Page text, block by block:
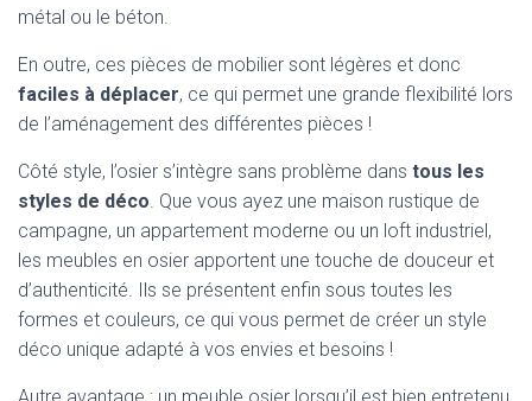
métal ou le béton.
En outre, ces pièces de mobilier sont légères et donc
faciles à déplacer, ce qui permet une grande flexibilité lors
de l’aménagement des différentes pièces !
Côté style, l’osier s’intègre sans problème dans tous les
styles de déco. Que vous ayez une maison rustique de
campagne, un appartement moderne ou un loft industriel,
les meubles en osier apportent une touche de douceur et
d’authenticité. Ils se présentent enfin sous toutes les
formes et couleurs, ce qui vous permet de créer un style
déco unique adapté à vos envies et besoins !